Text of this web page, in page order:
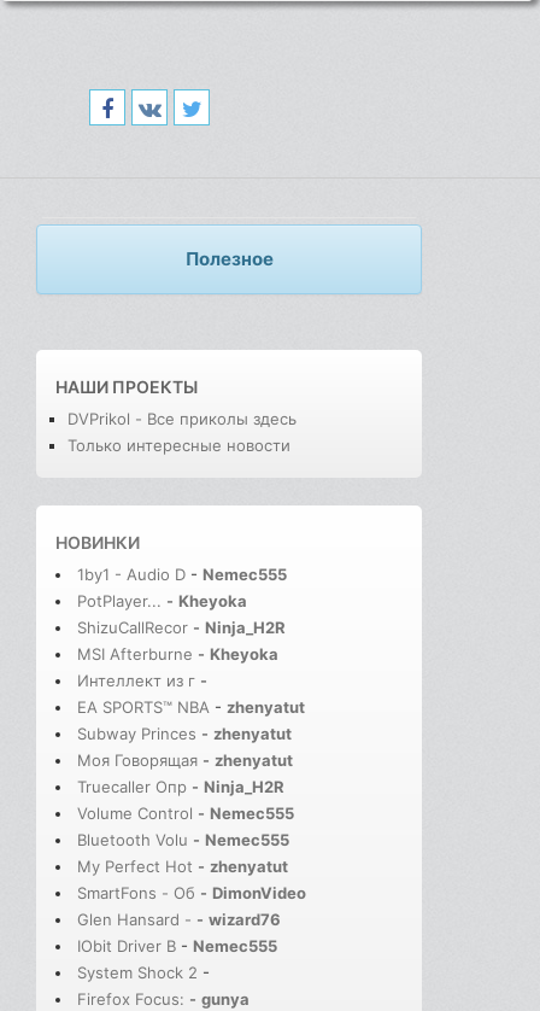
Полезное
НАШИ ПРОЕКТЫ
DVPrikol - Все приколы здесь
Только интересные новости
НОВИНКИ
1by1 - Audio D - Nemec555
PotPlayer... - Kheyoka
ShizuCallRecor - Ninja_H2R
MSI Afterburne - Kheyoka
Интеллект из г -
EA SPORTS™ NBA - zhenyatut
Subway Princes - zhenyatut
Моя Говорящая - zhenyatut
Truecaller Опр - Ninja_H2R
Volume Control - Nemec555
Bluetooth Volu - Nemec555
My Perfect Hot - zhenyatut
SmartFons - Об - DimonVideo
Glen Hansard - - wizard76
IObit Driver B - Nemec555
System Shock 2 -
Firefox Focus: - gunya